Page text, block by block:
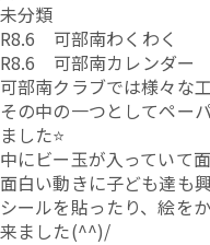
未分類
R8.6 可部南わくわく
R8.6 可部南カレンダー
可部南クラブでは様々な
その中の一つとしてペー
ました⭐
中にビー玉が入っていて
面白い動きに子ども達も
シールを貼ったり、絵を
来ました(^^)/